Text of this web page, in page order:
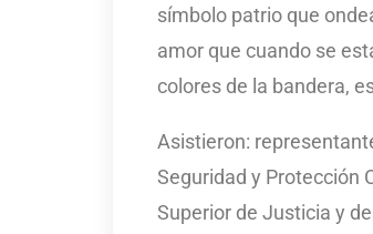
símbolo patrio que
amor que cuando se
colores de la bandera,
Asistieron:
Seguridad y Protección
Superior de Justicia y